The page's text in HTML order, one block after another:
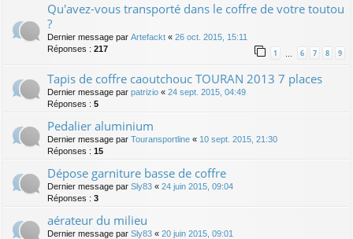
Qu'avez-vous transporté dans le coffre de votre toutou
?
Dernier message par Artefackt « 26 oct. 2015, 15:11
Réponses : 217 1 6 7 8 9
Tapis de coffre caoutchouc TOURAN 2013 7 places
Dernier message par patrizio « 24 sept. 2015, 04:49
Réponses : 5
Pedalier aluminium
Dernier message par Touransportline « 10 sept. 2015, 21:30
Réponses : 15
Dépose garniture basse de coffre
Dernier message par Sly83 « 24 juin 2015, 09:04
Réponses : 3
aérateur du milieu
Dernier message par Sly83 « 20 juin 2015, 09:01